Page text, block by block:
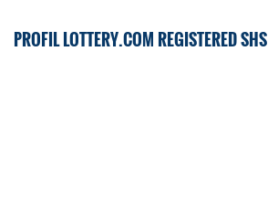
PROFIL LOTTERY.COM REGISTERED SHS